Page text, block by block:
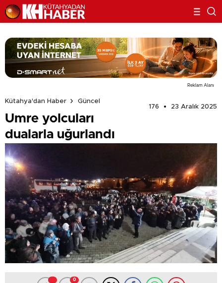
Reklam Alanı
Kütahya'dan Haber
Güncel
176
23 Aralık 2025
Umre yolcuları
dualarla uğurlandı
0